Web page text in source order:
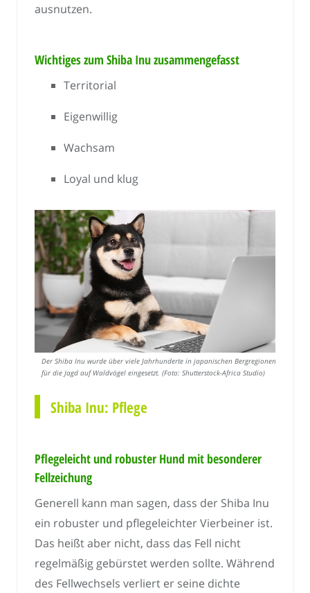
ausnutzen.
Wichtiges zum Shiba Inu zusammengefasst
Territorial
Eigenwillig
Wachsam
Loyal und klug
Der Shiba Inu wurde über viele Jahrhunderte in japanischen Bergregionen
für die Jagd auf Waldvögel eingesetzt. (Foto: Shutterstock-Africa Studio)
Shiba Inu: Pflege
Pflegeleicht und robuster Hund mit besonderer
Fellzeichung
Generell kann man sagen, dass der Shiba Inu
ein robuster und pflegeleichter Vierbeiner ist.
Das heißt aber nicht, dass das Fell nicht
regelmäßig gebürstet werden sollte. Während
des Fellwechsels verliert er seine dichte